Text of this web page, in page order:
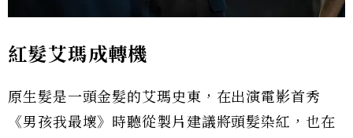
紅髮艾瑪成轉機
原生髮是一頭金髮的艾瑪史東，在出演電影首秀
《男孩我最壞》時聽從製片建議將頭髮染紅，也在